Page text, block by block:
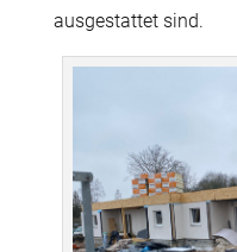
ausgestattet sind.